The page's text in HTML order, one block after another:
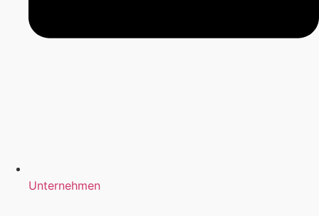
Unternehmen